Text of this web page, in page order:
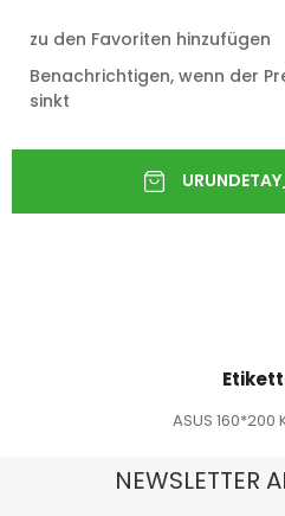
zu den Favoriten hinzufügen
Benachrichtigen, wenn der
sinkt
ASUS 160*200
NEWSLETTER